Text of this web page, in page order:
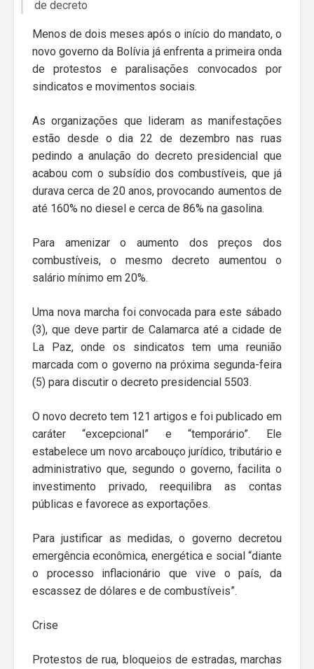
de decreto
Menos de dois meses após o início do mandato, o
novo governo da Bolívia já enfrenta a primeira onda
de protestos e paralisações convocados por
sindicatos e movimentos sociais.
As organizações que lideram as manifestações
estão desde o dia 22 de dezembro nas ruas
pedindo a anulação do decreto presidencial que
acabou com o subsídio dos combustíveis, que já
durava cerca de 20 anos, provocando aumentos de
até 160% no diesel e cerca de 86% na gasolina.
Para amenizar o aumento dos preços dos
combustíveis, o mesmo decreto aumentou o
salário mínimo em 20%.
Uma nova marcha foi convocada para este sábado
(3), que deve partir de Calamarca até a cidade de
La Paz, onde os sindicatos tem uma reunião
marcada com o governo na próxima segunda-feira
(5) para discutir o decreto presidencial 5503.
O novo decreto tem 121 artigos e foi publicado em
caráter “excepcional” e “temporário”. Ele
estabelece um novo arcabouço jurídico, tributário e
administrativo que, segundo o governo, facilita o
investimento privado, reequilibra as contas
públicas e favorece as exportações.
Para justificar as medidas, o governo decretou
emergência econômica, energética e social “diante
o processo inflacionário que vive o país, da
escassez de dólares e de combustíveis”.
Crise
Protestos de rua, bloqueios de estradas, marchas